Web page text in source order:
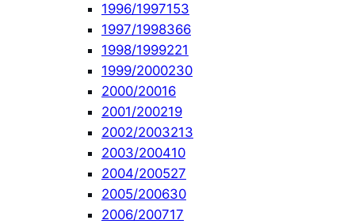
1996/1997153
1997/1998366
1998/1999221
1999/2000230
2000/20016
2001/200219
2002/2003213
2003/200410
2004/200527
2005/200630
2006/200717